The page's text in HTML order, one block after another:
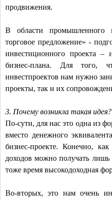
продвижения.
В области промышленного
торговое предложение» -
инвестиционного проекта –
бизнес-плана. Для того,
инвестпроектов нам нужно
проекты, так и их
3. Почему возникла такая идея?
По-сути, для нас это одна из
вместо денежного
бизнес-проекте. Конечно,
доходов можно получать
тоже время высокодоходная
Во-вторых, это нам очень